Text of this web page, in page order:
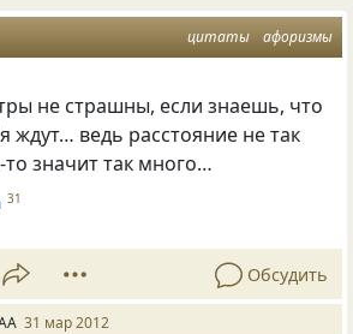
цитаты афоризмы
не страшны, если знаешь, что
ждут… ведь расстояние не так
то значит так много…
31
Обсудить
31 мар 2012